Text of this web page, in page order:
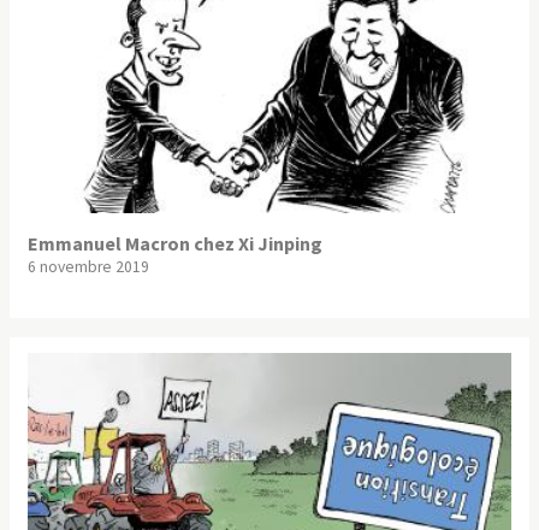
Emmanuel Macron chez Xi Jinping
6 novembre 2019